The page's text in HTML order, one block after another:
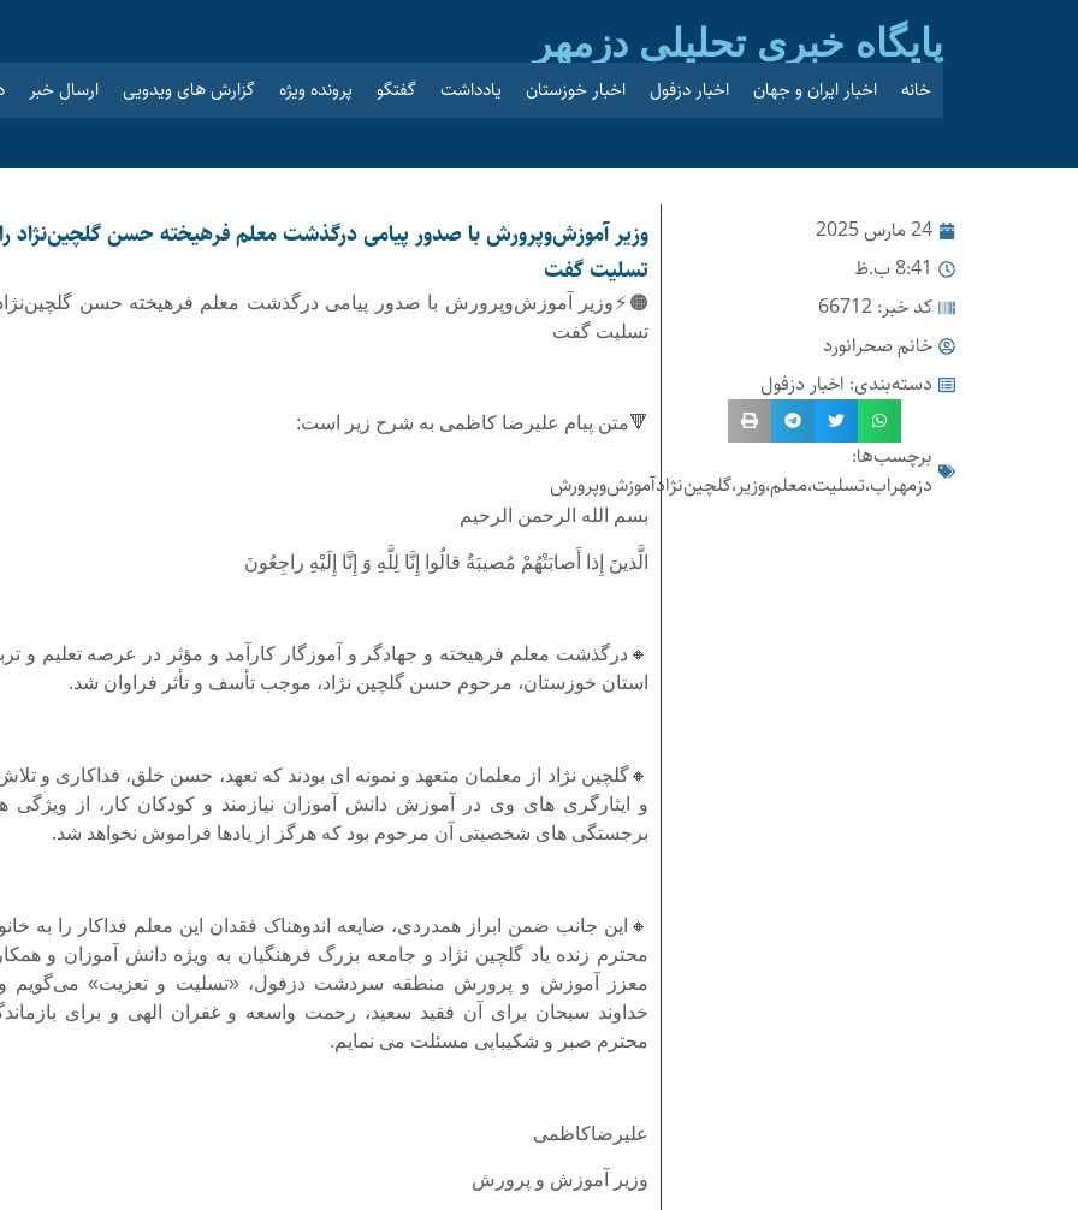
پایگاه خبری تحلیلی دزمهر
خانه اخبار ایران و جهان اخبار دزفول اخبار خوزستان یادداشت گفتگو پرونده ویژه گزارش های ویدویی ارسال خبر
24 مارس 2025
8:41 ب.ظ
کد خبر: 66712
خانم صحرانورد
دسته‌بندی: اخبار دزفول
برچسب‌ها:
دزمهراب،تسلیت،معلم،وزیر،گلچین‌نژاد‌آموزش‌و‌پرورش
وزیر آموزش‌وپرورش با صدور پیامی درگذشت معلم فرهیخته حسن گلچین‌نژاد را
تسلیت گفت
🟠⚡️وزیر آموزش‌وپرورش با صدور پیامی درگذشت معلم فرهیخته حسن گلچین‌نژاد
تسلیت گفت
🔻متن پیام علیرضا کاظمی به شرح زیر است:
بسم الله الرحمن الرحیم
الَّذینَ إِذا أَصابَتْهُمْ مُصیبَةٌ قالُوا إِنَّا لِلَّهِ وَ إِنَّا إِلَیْهِ راجِعُونَ
🔸درگذشت معلم فرهیخته و جهادگر و آموزگار کارآمد و مؤثر در عرصه تعلیم و
استان خوزستان، مرحوم حسن گلچین نژاد، موجب تأسف و تأثر فراوان شد.
🔸گلچین نژاد از معلمان متعهد و نمونه ای بودند که تعهد، حسن خلق، فداکاری و
و ایثارگری های وی در آموزش دانش آموزان نیازمند و کودکان کار، از ویژگی
برجستگی های شخصیتی آن مرحوم بود که هرگز از یادها فراموش نخواهد شد.
🔸این جانب ضمن ابراز همدردی، ضایعه اندوهناک فقدان این معلم فداکار را به
محترم زنده یاد گلچین نژاد و جامعه بزرگ فرهنگیان به ویژه دانش آموزان و
معزز آموزش و پرورش منطقه سردشت دزفول، «تسلیت و تعزیت» می‌گویم و
خداوند سبحان برای آن فقید سعید، رحمت واسعه و غفران الهی و برای
محترم صبر و شکیبایی مسئلت می نمایم.
علیرضاکاظمی
وزیر آموزش و پرورش